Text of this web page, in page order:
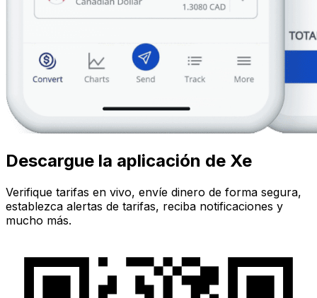
Descargue la aplicación de Xe
Verifique tarifas en vivo, envíe dinero de forma segura,
establezca alertas de tarifas, reciba notificaciones y
mucho más.